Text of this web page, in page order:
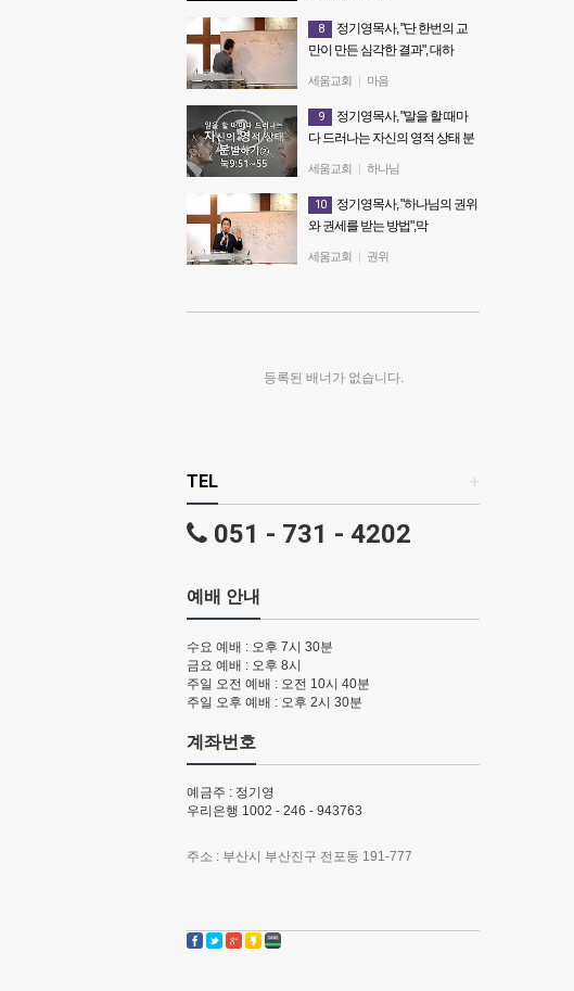
8
정기영목사, "단 한번의 교
만이 만든 심각한 결과", 대하
든 심각한 결과", 대하
26:16~21(20150308 주후)
세움교회 | 마음
9
정기영목사, "말을 할 때마
다 드러나는 자신의 영적 상태 분
나는 자신의 영적 상태 분별하기
②" 20171227수
세움교회 | 하나님
10
정기영목사, "하나님의 권위
와 권세를 받는 방법",막
10:35~45(20150527 수)
세움교회 | 권위
등록된 배너가 없습니다.
+
TEL
051 - 731 - 4202
예배 안내
수요 예배 : 오후 7시 30분
금요 예배 : 오후 8시
주일 오전 예배 : 오전 10시 40분
주일 오후 예배 : 오후 2시 30분
계좌번호
예금주 : 정기영
우리은행 1002 - 246 - 943763
주소 : 부산시 부산진구 전포동 191-777